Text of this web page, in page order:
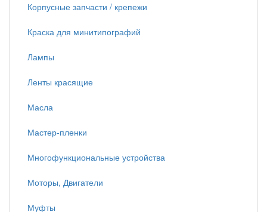
Корпусные запчасти / крепежи
Краска для минитипографий
Лампы
Ленты красящие
Масла
Мастер-пленки
Многофункциональные устройства
Моторы, Двигатели
Муфты